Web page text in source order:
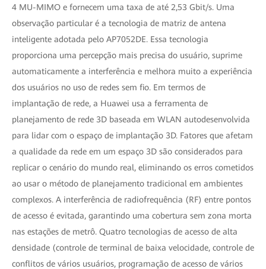
4 MU-MIMO e fornecem uma taxa de até 2,53 Gbit/s. Uma
observação particular é a tecnologia de matriz de antena
inteligente adotada pelo AP7052DE. Essa tecnologia
proporciona uma percepção mais precisa do usuário, suprime
automaticamente a interferência e melhora muito a experiência
dos usuários no uso de redes sem fio. Em termos de
implantação de rede, a Huawei usa a ferramenta de
planejamento de rede 3D baseada em WLAN autodesenvolvida
para lidar com o espaço de implantação 3D. Fatores que afetam
a qualidade da rede em um espaço 3D são considerados para
replicar o cenário do mundo real, eliminando os erros cometidos
ao usar o método de planejamento tradicional em ambientes
complexos. A interferência de radiofrequência (RF) entre pontos
de acesso é evitada, garantindo uma cobertura sem zona morta
nas estações de metrô. Quatro tecnologias de acesso de alta
densidade (controle de terminal de baixa velocidade, controle de
conflitos de vários usuários, programação de acesso de vários